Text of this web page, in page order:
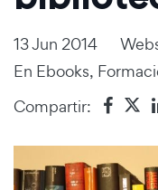
13 Jun 2014
En Ebooks,
Compartir: